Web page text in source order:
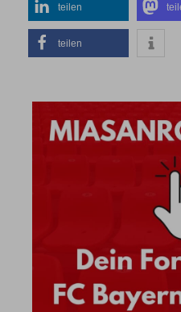
teilen
teilen